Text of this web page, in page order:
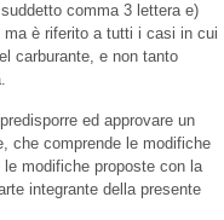
comma 3 lettera e)
è riferito a tutti i casi in cui
carburante, e non tanto
ed approvare un
che comprende le modifiche
modifiche proposte con la
integrante della presente